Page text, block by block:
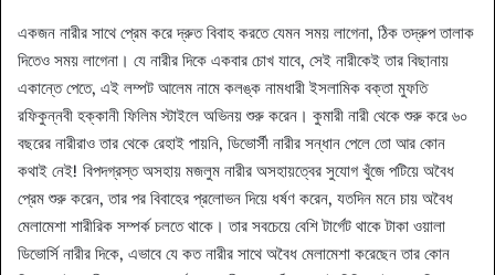
একজন নারীর সাথে প্রেম করে দ্রুত বিবাহ করতে যেমন সময় লাগেনা, ঠিক তদ্রুপ তালাক
দিতেও সময় লাগেনা। যে নারীর দিকে একবার চোখ যাবে, সেই নারীকেই তার বিছানায়
একান্তে পেতে, এই লম্পট আলেম নামে কলঙ্ক নামধারী ইসলামিক বক্তা মুফতি
রফিকুন্নবী হক্কানী ফিলিম স্টাইলে অভিনয় শুরু করেন। কুমারী নারী থেকে শুরু করে ৬০
বছরের নারীরাও তার থেকে রেহাই পায়নি, ডিভোর্সী নারীর সন্ধান পেলে তো আর কোন
কথাই নেই! বিপদগ্রস্ত অসহায় মজলুম নারীর অসহায়ত্বের সুযোগ খুঁজে পটিয়ে অবৈধ
প্রেম শুরু করেন, তার পর বিবাহের প্রলোভন দিয়ে ধর্ষণ করেন, যতদিন মনে চায় অবৈধ
মেলামেশা শারীরিক সম্পর্ক চলতে থাকে। তার সবচেয়ে বেশি টার্গেট থাকে টাকা ওয়ালা
ডিভোর্সি নারীর দিকে, এভাবে যে কত নারীর সাথে অবৈধ মেলামেশা করেছেন তার কোন